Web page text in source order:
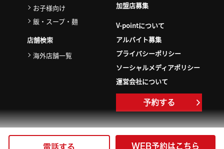
お子様向け
飯・スープ・麺
店舗検索
海外店舗一覧
加盟店募集
V-pointについて
アルバイト募集
プライバシーポリシー
ソーシャルメディアポリシー
運営会社について
予約する
電話する WEB予約はこちら